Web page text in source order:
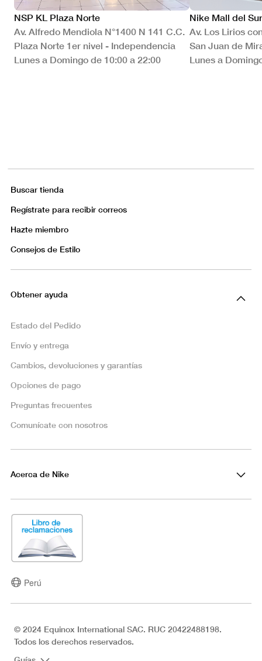
NSP KL Plaza Norte
Av. Alfredo Mendiola N°1400 N 141 C.C.
Plaza Norte 1er nivel - Independencia
Lunes a Domingo de 10:00 a 22:00
Nike Mall del Sur
Av. Los Lirios
San Juan de
Lunes a
Buscar tienda
Regístrate para recibir correos
Hazte miembro
Consejos de Estilo
Obtener ayuda
Estado del Pedido
Envío y entrega
Cambios, devoluciones y garantías
Opciones de pago
Preguntas frecuentes
Comunícate con nosotros
Acerca de Nike
Perú
© 2024 Equinox International SAC. RUC 20422488198.
Todos los derechos reservados.